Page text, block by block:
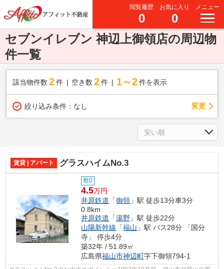
閲覧履歴
0
お気に入り
0
メニュー
セブンイレブン 神辺上御領店の周辺物
件一覧
該当物件数 2件 空き数 2 件 1～2 件を表示
絞り込み条件： なし 変更
賃貸 | アパート グラスハイムNo.3
敷0
4.5万円
井原鉄道 「御領 」駅 徒歩13分車3分
0.8km
井原鉄道 「湯野 」駅 徒歩22分
山陽新幹線 「福山 」駅 バス28分 「国分
寺」 停歩4分
築32年 / 51.89㎡
広島県福山市神辺町字下御領794-1